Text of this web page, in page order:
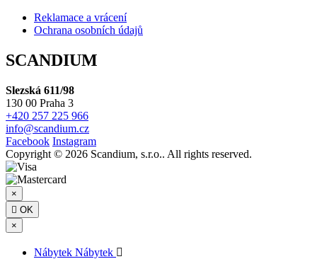
Reklamace a vrácení
Ochrana osobních údajů
SCANDIUM
Slezská 611/98
130 00 Praha 3
+420 257 225 966
info@scandium.cz
Facebook Instagram
Copyright © 2026 Scandium, s.r.o.. All rights reserved.
×
 OK
×
Nábytek Nábytek 